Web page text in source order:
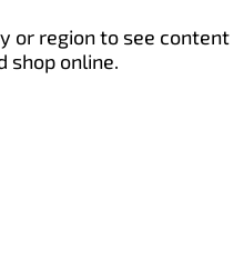
or region to see content
shop online.